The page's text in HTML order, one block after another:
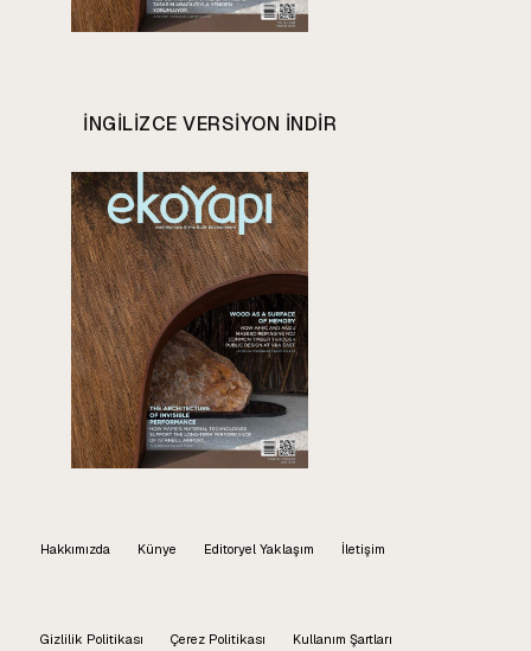
INGILIZCE VERSIYON INDIR
Hakkımızda Künye Editoryel Yaklaşım İletişim
Gizlilik Politikası Çerez Politikası Kullanım Şartları